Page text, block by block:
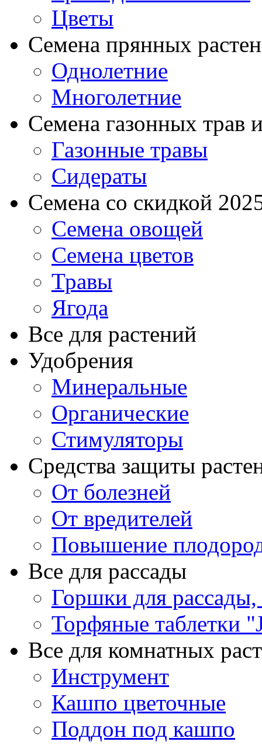
Цветы
Семена прянных
Однолетние
Многолетние
Семена газонных трав
Газонные травы
Сидераты
Семена со скидкой
Семена овощей
Семена цветов
Травы
Ягода
Все для растений
Удобрения
Минеральные
Органические
Стимуляторы
Средства защиты
От болезней
От вредителей
Повышение
Все для рассады
Горшки для рассады,
Торфяные таблетки
Все для комнатных
Инструмент
Кашпо цветочные
Поддон под кашпо